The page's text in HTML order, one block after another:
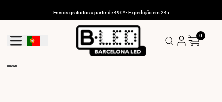
Envios gratuitos a partir de 49€* - Expedição em 24h
Botão De Geolocalização: Portugal
0